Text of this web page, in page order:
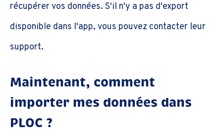
récupérer vos données. S'il n'y a pas d'export
disponible dans l'app, vous pouvez contacter leur
support.
Maintenant, comment
importer mes données dans
PLOC ?